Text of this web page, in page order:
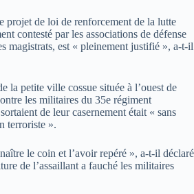
projet de loi de renforcement de la lutte
contesté par les associations de défense
magistrats, est « pleinement justifié », a-t-il
la petite ville cossue située à l’ouest de
les militaires du 35e régiment
de leur casernement était « sans
terroriste ».
le coin et l’avoir repéré », a-t-il déclaré
de l’assaillant a fauché les militaires